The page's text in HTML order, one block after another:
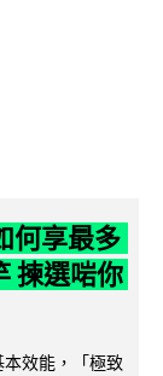
何享最多
揀選啱你
效能，「極致